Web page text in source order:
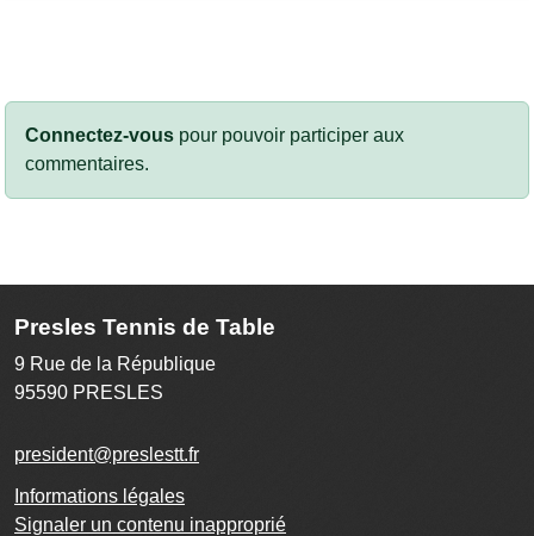
Connectez-vous pour pouvoir participer aux
commentaires.
Presles Tennis de Table
9 Rue de la République
95590 PRESLES
president@preslestt.fr
Informations légales
Signaler un contenu inapproprié